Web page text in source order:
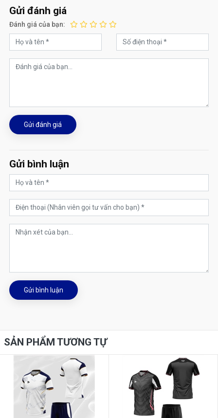
Gửi đánh giá
Đánh giá của bạn:
Gửi đánh giá
Gửi bình luận
Gửi bình luận
SẢN PHẨM TƯƠNG TỰ